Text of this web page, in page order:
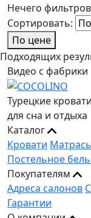
Нечего
Сортировать:
По цене
Подходящих
Видео с фабрики
Турецкие
для сна и отдыха
Каталог
Кровати
Постельное
Покупателям
Адреса салонов
Гарантии